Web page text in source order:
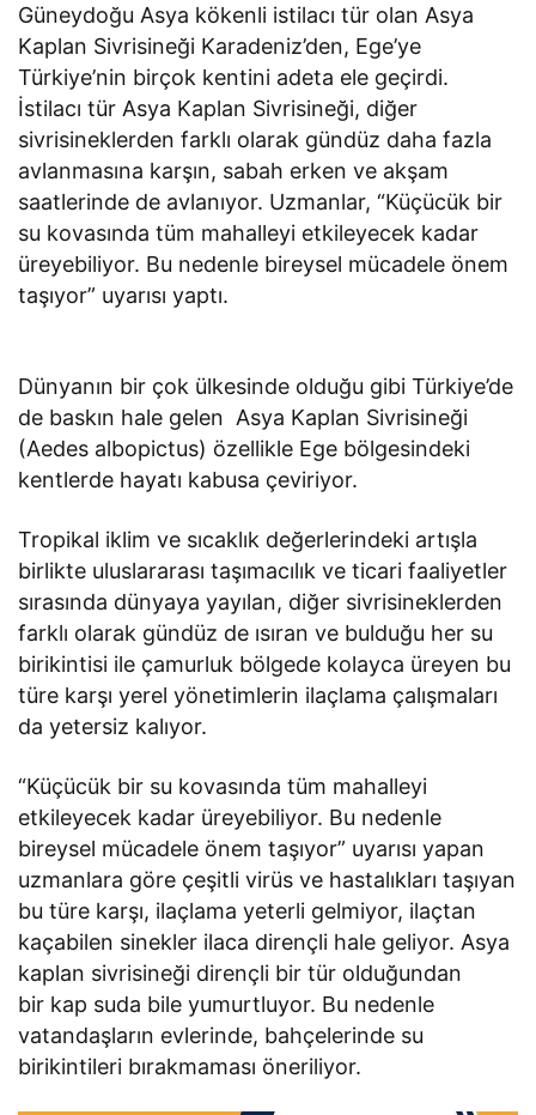
Güneydoğu Asya kökenli istilacı tür olan Asya
Kaplan Sivrisineği Karadeniz’den, Ege’ye
Türkiye’nin birçok kentini adeta ele geçirdi.
İstilacı tür Asya Kaplan Sivrisineği, diğer
sivrisineklerden farklı olarak gündüz daha fazla
avlanmasına karşın, sabah erken ve akşam
saatlerinde de avlanıyor. Uzmanlar, “Küçücük bir
su kovasında tüm mahalleyi etkileyecek kadar
üreyebiliyor. Bu nedenle bireysel mücadele önem
taşıyor” uyarısı yaptı.
Dünyanın bir çok ülkesinde olduğu gibi Türkiye’de
de baskın hale gelen Asya Kaplan Sivrisineği
(Aedes albopictus) özellikle Ege bölgesindeki
kentlerde hayatı kabusa çeviriyor.
Tropikal iklim ve sıcaklık değerlerindeki artışla
birlikte uluslararası taşımacılık ve ticari faaliyetler
sırasında dünyaya yayılan, diğer sivrisineklerden
farklı olarak gündüz de ısıran ve bulduğu her su
birikintisi ile çamurluk bölgede kolayca üreyen bu
türe karşı yerel yönetimlerin ilaçlama çalışmaları
da yetersiz kalıyor.
“Küçücük bir su kovasında tüm mahalleyi
etkileyecek kadar üreyebiliyor. Bu nedenle
bireysel mücadele önem taşıyor” uyarısı yapan
uzmanlara göre çeşitli virüs ve hastalıkları taşıyan
bu türe karşı, ilaçlama yeterli gelmiyor, ilaçtan
kaçabilen sinekler ilaca dirençli hale geliyor. Asya
kaplan sivrisineği dirençli bir tür olduğundan
bir kap suda bile yumurtluyor. Bu nedenle
vatandaşların evlerinde, bahçelerinde su
birikintileri bırakmaması öneriliyor.